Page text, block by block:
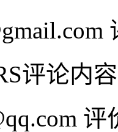
评论内
评